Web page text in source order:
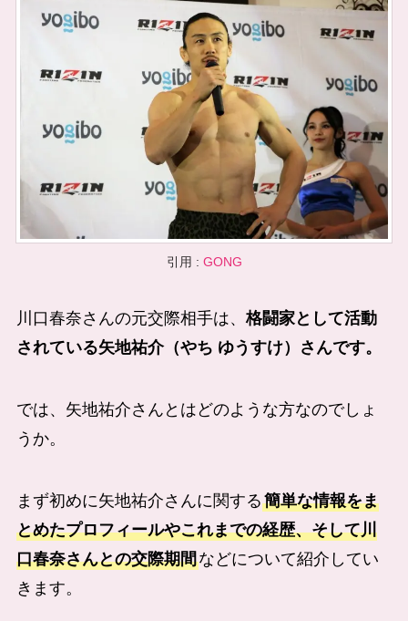
引用 : GONG
川口春奈さんの元交際相手は、格闘家として活動
されている矢地祐介（やち ゆうすけ）さんです。
では、 矢地祐介さんとはどのような方なのでしょ
うか。
まず初めに矢地祐介さんに関する簡単な情報をま
とめたプロフィールやこれまでの経歴、そして川
口春奈さんとの交際期間などについて紹介してい
きます。